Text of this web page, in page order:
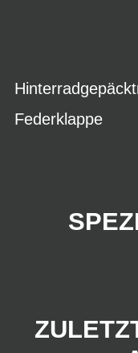
Federklappe